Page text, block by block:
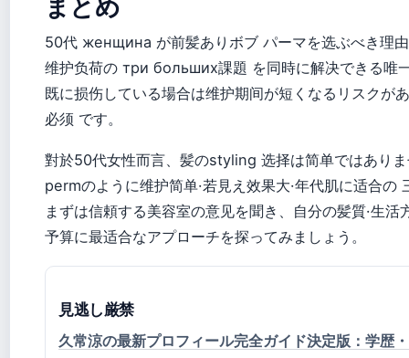
50代 женщина が前髪ありボブ パーマを选ぶべき理
维护负荷の три больших課題 を同時に解决できる唯
既に损伤している場合は维护期间が短くなるリスクが
必须 です。
對於50代女性而言、髪のstyling 选择は简单ではあり
permのように维护简单·若見え效果大·年代肌に适合
まずは信頼する美容室の意见を聞き、自分の髪質·生活
予算に最适合なアプローチを探ってみましょう。
見逃し厳禁
久常涼の最新プロフィール完全ガイド決定版：学歴・